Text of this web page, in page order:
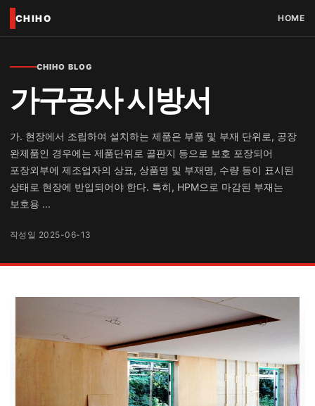
CHIHO HOME
CHIHO BLOG
가구공사 시방서
가. 현장에서 조립하여 설치하는 제품은 부품 및 부재 단위로, 공장
완제품인 경우에는 제품단위로 골판지 등으로 보호 포장되어
포장외부에 제조업자의 상표, 상품명 및 부재명, 수량 등이 표시된
상태로 현장에 반입되어야 한다. 특히, HPM으로 마감된 부재는
보호용 ...
작성일 2025-06-13